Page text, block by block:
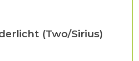
(Two/Sirius)